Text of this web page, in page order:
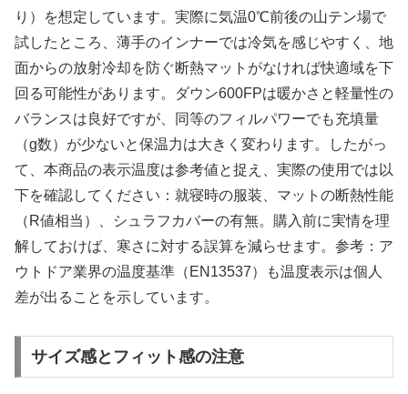
り）を想定しています。実際に気温0℃前後の山テン場で
試したところ、薄手のインナーでは冷気を感じやすく、地
面からの放射冷却を防ぐ断熱マットがなければ快適域を下
回る可能性があります。ダウン600FPは暖かさと軽量性の
バランスは良好ですが、同等のフィルパワーでも充填量
（g数）が少ないと保温力は大きく変わります。したがっ
て、本商品の表示温度は参考値と捉え、実際の使用では以
下を確認してください：就寝時の服装、マットの断熱性能
（R値相当）、シュラフカバーの有無。購入前に実情を理
解しておけば、寒さに対する誤算を減らせます。参考：ア
ウトドア業界の温度基準（EN13537）も温度表示は個人
差が出ることを示しています。
サイズ感とフィット感の注意